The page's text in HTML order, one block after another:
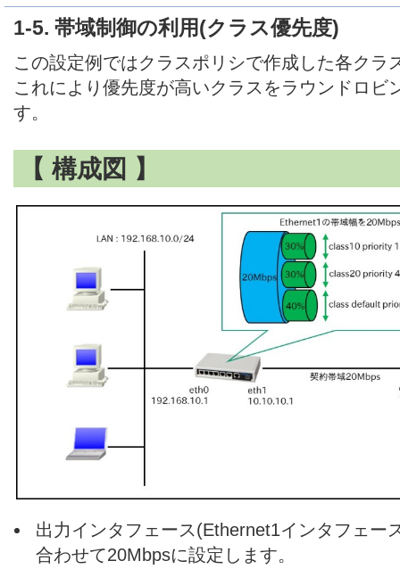
1-5. 帯域制御の利用(クラス優先度)
この設定例ではクラスポリシで作成した各クラ
これにより優先度が高いクラスをラウンドロビ
す。
【 構成図 】
出力インタフェース(Ethernet1インタフェー
合わせて20Mbpsに設定します。